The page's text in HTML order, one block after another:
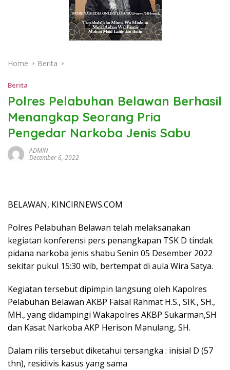
Home Berita
Berita
Polres Pelabuhan Belawan Berhasil
Menangkap Seorang Pria
Pengedar Narkoba Jenis Sabu
ADMIN
December 6, 2022
BELAWAN, KINCIRNEWS.COM
Polres Pelabuhan Belawan telah melaksanakan
kegiatan konferensi pers penangkapan TSK D tindak
pidana narkoba jenis shabu Senin 05 Desember 2022
sekitar pukul 15:30 wib, bertempat di aula Wira Satya.
Kegiatan tersebut dipimpin langsung oleh Kapolres
Pelabuhan Belawan AKBP Faisal Rahmat H.S., SIK., SH.,
MH., yang didampingi Wakapolres AKBP Sukarman,SH
dan Kasat Narkoba AKP Herison Manulang, SH.
Dalam rilis tersebut diketahui tersangka : inisial D (57
thn), residivis kasus yang sama